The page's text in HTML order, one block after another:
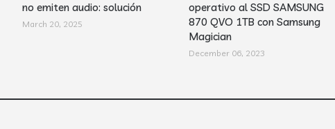
no emiten audio: solución
March 20, 2025
operativo al SSD SAMSUNG
870 QVO 1TB con Samsung
Magician
December 06, 2023